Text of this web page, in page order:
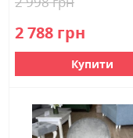
2 788 грн
Купити